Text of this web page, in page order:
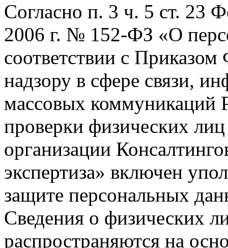
Согласно п. 3 ч. 5 ст. 23
2006 г. № 152-ФЗ «О
соответствии с
надзору в сфере связи,
массовых коммуникаций
проверки физических
организации
экспертиза» включен
защите персональных
Сведения о физических
распространяются на